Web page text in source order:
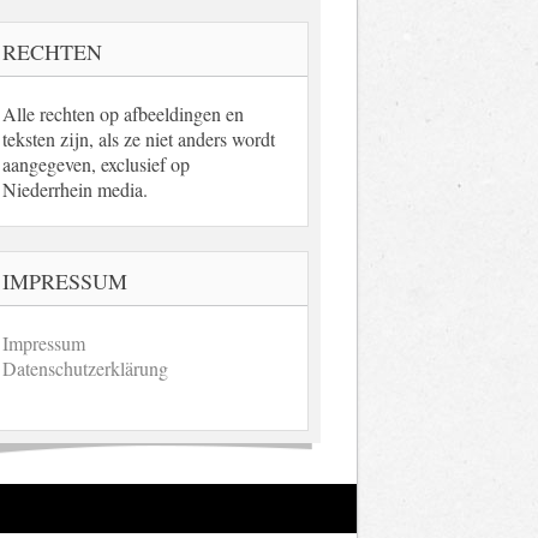
RECHTEN
Alle rechten op afbeeldingen en
teksten zijn, als ze niet anders wordt
aangegeven, exclusief op
Niederrhein media.
IMPRESSUM
Impressum
Datenschutzerklärung